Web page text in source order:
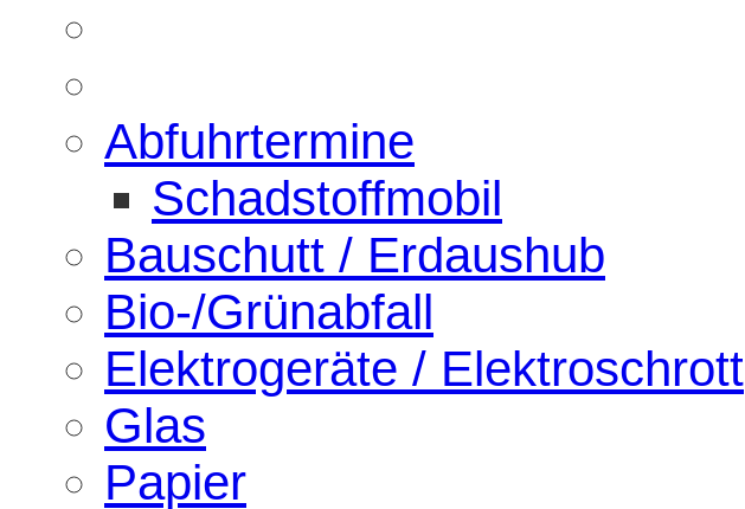
Abfuhrtermine
Schadstoffmobil
Bauschutt / Erdaushub
Bio-/Grünabfall
Elektrogeräte / Elektroschrott
Glas
Papier